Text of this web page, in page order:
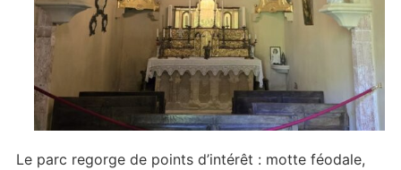
Le parc regorge de points d’intérêt : motte féodale,